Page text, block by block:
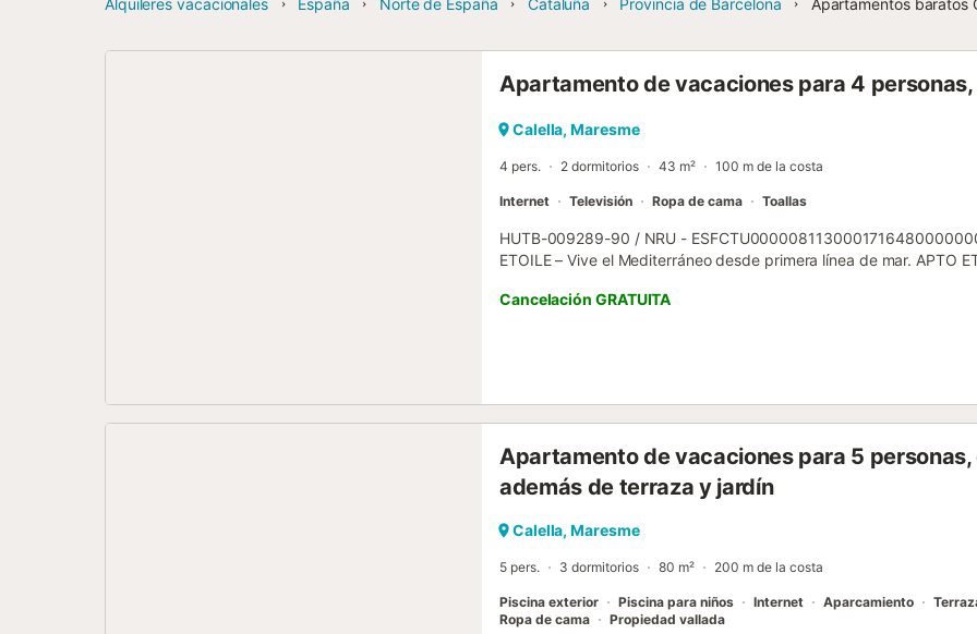
Alquileres vacacionales España Norte de España Cataluña Provincia de Barcelona Apartamentos baratos
Apartamento de vacaciones para 4
Calella, Maresme
4 pers. 2 dormitorios 43 m² 100 m de la costa
Internet Televisión Ropa de cama Toallas
HUTB-009289-90 / NRU -
ETOILE – Vive el Mediterráneo desde primera línea de mar. APTO
personas, se encuentra en la cuarta planta de un edificio con
ofreciendo una experiencia única donde el Mediterráneo es el
contemplan las impresionantes vistas. La cocina americana,
práctica y moderna, ideal para preparar y compartir agradables
con gusto, cuidando cada detalle para que tu estancia sea
las estancias podrás sentir la cercanía del mar, disfrutando de la
descanso y la desconexión. Otro de sus grandes atractivos es su
metros de la playa y del paseo marítimo, y muy cerca de la
que permite moverte con...
Cancelación GRATUITA
Apartamento de vacaciones para 5
además de terraza y jardín
Calella, Maresme
5 pers. 3 dormitorios 80 m² 200 m de la costa
Piscina exterior Piscina para niños Internet Aparcamiento
Ropa de cama
Propiedad vallada